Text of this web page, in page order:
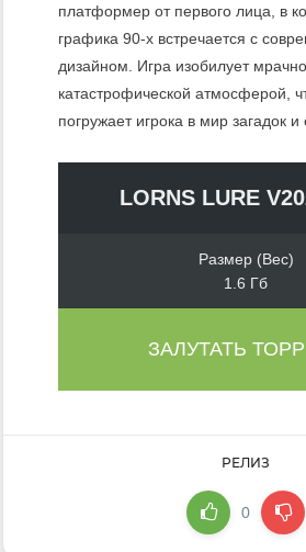
платформер от первого лица, в
графика 90-х встречается с
дизайном. Игра изобилует
катастрофической атмосферой,
погружает игрока в мир загадок и
LORNS LURE
Размер (Вес)
1.6 Гб
ЗАЛУТАТЬ
РЕЛИЗ
0